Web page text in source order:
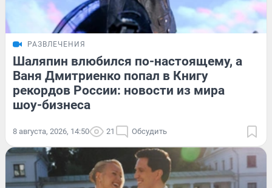
РАЗВЛЕЧЕНИЯ
Шаляпин влюбился по-настоящему, а
Ваня Дмитриенко попал в Книгу
рекордов России: новости из мира
шоу-бизнеса
8 августа, 2026, 14:50 21 Обсудить